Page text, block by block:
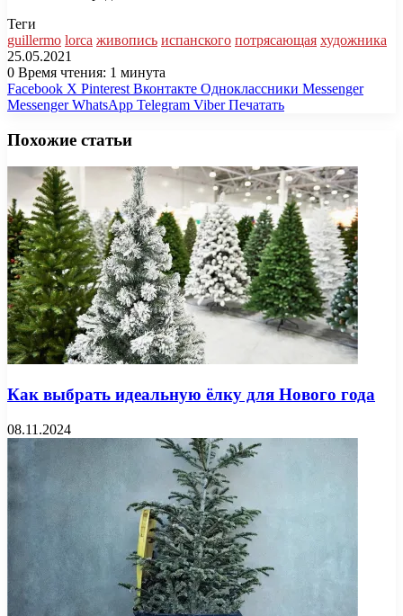
Теги
guillermo lorca живопись испанского потрясающая художника
25.05.2021
0 Время чтения: 1 минута
Facebook X Pinterest Вконтакте Одноклассники Messenger
Messenger WhatsApp Telegram Viber Печатать
Похожие статьи
Как выбрать идеальную ёлку для Нового года
08.11.2024